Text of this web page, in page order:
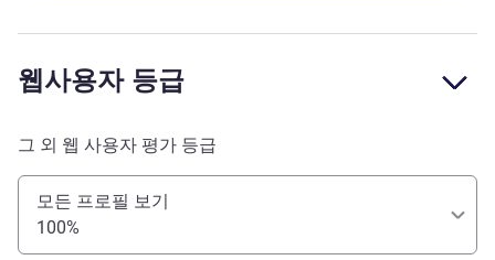
웹사용자 등급
그 외 웹 사용자 평가 등급
모든 프로필 보기
100%